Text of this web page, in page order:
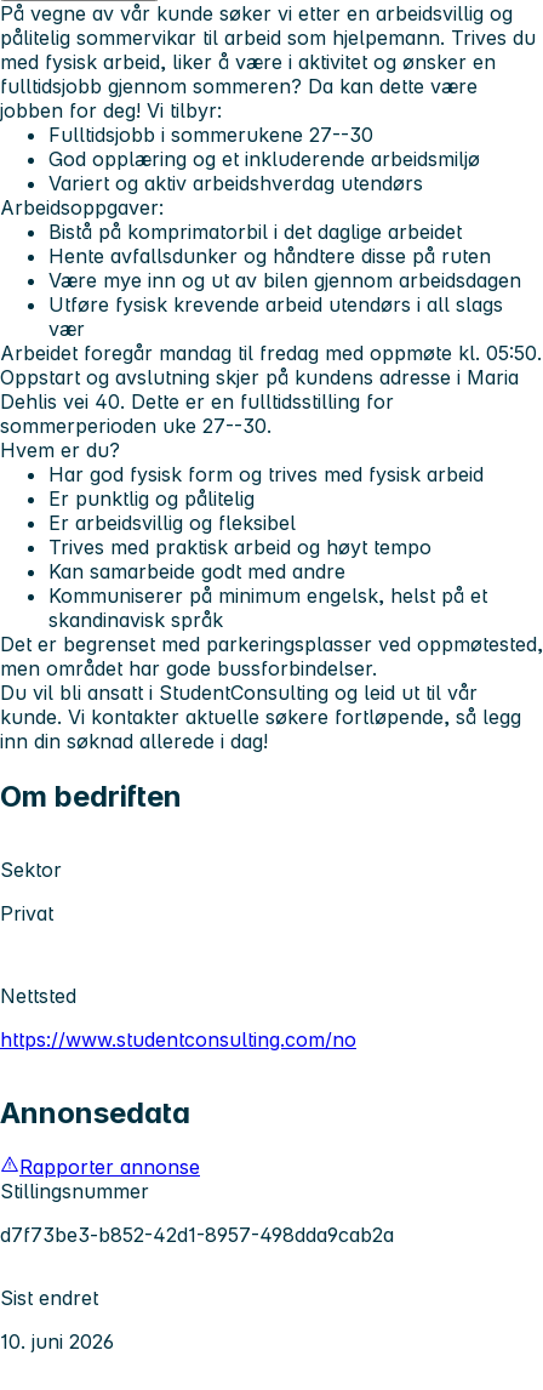
På vegne av vår kunde søker vi etter en arbeidsvillig og
pålitelig sommervikar til arbeid som hjelpemann. Trives du
med fysisk arbeid, liker å være i aktivitet og ønsker en
fulltidsjobb gjennom sommeren? Da kan dette være
jobben for deg! Vi tilbyr:
Fulltidsjobb i sommerukene 27--30
God opplæring og et inkluderende arbeidsmiljø
Variert og aktiv arbeidshverdag utendørs
Arbeidsoppgaver:
Bistå på komprimatorbil i det daglige arbeidet
Hente avfallsdunker og håndtere disse på ruten
Være mye inn og ut av bilen gjennom arbeidsdagen
Utføre fysisk krevende arbeid utendørs i all slags
vær
Arbeidet foregår mandag til fredag med oppmøte kl. 05:50.
Oppstart og avslutning skjer på kundens adresse i Maria
Dehlis vei 40. Dette er en fulltidsstilling for
sommerperioden uke 27--30.
Hvem er du?
Har god fysisk form og trives med fysisk arbeid
Er punktlig og pålitelig
Er arbeidsvillig og fleksibel
Trives med praktisk arbeid og høyt tempo
Kan samarbeide godt med andre
Kommuniserer på minimum engelsk, helst på et
skandinavisk språk
Det er begrenset med parkeringsplasser ved oppmøtested,
men området har gode bussforbindelser.
Du vil bli ansatt i StudentConsulting og leid ut til vår
kunde. Vi kontakter aktuelle søkere fortløpende, så legg
inn din søknad allerede i dag!
Om bedriften
Sektor
Privat
Nettsted
https://www.studentconsulting.com/no
Annonsedata
Rapporter annonse
Stillingsnummer
d7f73be3-b852-42d1-8957-498dda9cab2a
Sist endret
10. juni 2026